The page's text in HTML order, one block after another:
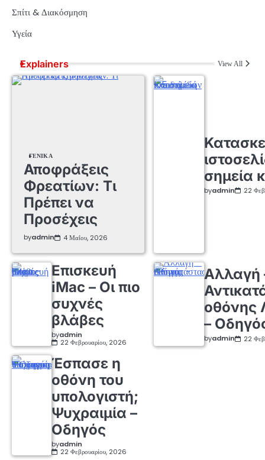
Σπίτι & Διακόσμηση
Υγεία
Explainers View All
ΓΕΝΙΚΆ
Αποφράξεις
Φρεατίων: Τι
Πρέπει να
Προσέχεις
byadmin 4 Μαΐου, 2026
σημεία
byadmin 22
Επισκευή
iMac – Οι πιο
συχνές
βλάβες
byadmin
22 Φεβρουαρίου, 2026
Αλλαγή
οθόνης
–
byadmin 22
Έσπασε η
οθόνη του
υπολογιστή;
Ψυχραιμία –
Οδηγός
byadmin
22 Φεβρουαρίου, 2026